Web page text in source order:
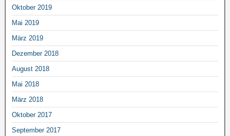
Oktober 2019
Mai 2019
März 2019
Dezember 2018
August 2018
Mai 2018
März 2018
Oktober 2017
September 2017